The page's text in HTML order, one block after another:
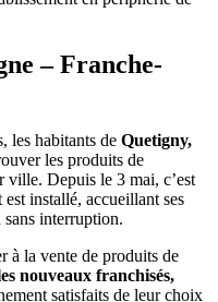
– Franche-
les habitants de Quetigny,
les produits de
ville. Depuis le 3 mai, c’est
installé, accueillant ses
interruption.
à la vente de produits de
nouveaux franchisés,
satisfaits de leur choix